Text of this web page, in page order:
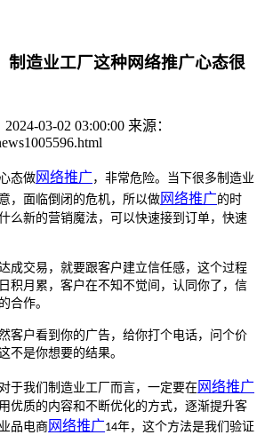
制造业工厂这种网络推广心态很
03-02 03:00:00 来源：
态做 网络推广 ，非常危险。当下很多制造业
，面临倒闭的危机，所以做 网络推广的时
么新的营销魔法，可以快速接到订单，快速
成交易，就要跟客户建立信任感，这个过程
积月累，客户在不知不觉间，认同你了，信
合作。
客户看到你的广告，给你打个电话，问个价
不是你想要的结果。
于我们制造业工厂而言，一定要在 网络推广
优质的内容和不断优化的方式，逐渐提升客
品电商 网络推广14年，这个方法是我们验证